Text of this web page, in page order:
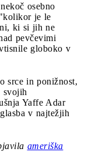
osebno
je le
ki si jih ne
pevčevimi
globoko v
srce in ponižnost,
svojih
Yaffe Adar
v najtežjih
ameriška